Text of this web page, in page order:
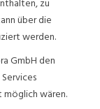
zu
über die
werden.
GmbH den
wären.